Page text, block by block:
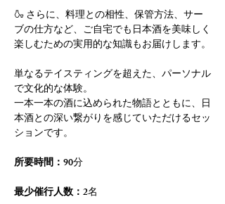
🍶 さらに、料理との相性、保管方法、サー
ブの仕方など、ご自宅でも日本酒を美味しく
楽しむための実用的な知識もお届けします。
単なるテイスティングを超えた、パーソナル
で文化的な体験。
一本一本の酒に込められた物語とともに、日
本酒との深い繋がりを感じていただけるセッ
ションです。
所要時間： 90分
最少催行人数： 2名